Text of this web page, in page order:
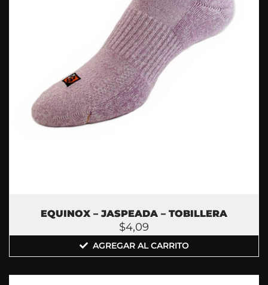
EQUINOX – JASPEADA – TOBILLERA
$4,09
AGREGAR AL CARRITO